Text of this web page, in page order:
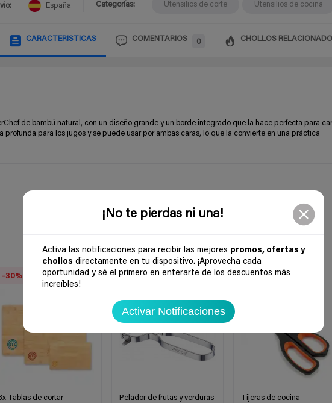
¡No te pierdas ni una!
Activa las notificaciones para recibir las mejores promos, ofertas y
chollos directamente en tu dispositivo. ¡Aprovecha cada
oportunidad y sé el primero en enterarte de los descuentos más
increíbles!
Activar Notificaciones
España Categorías: Utensilios de corte Utensilios de cocina
CARACTERISTICAS COMENTARIOS 0 CHOLLOS
de bambú natural, con un diseño grande y un borde integrado que la hace perfecta para
profunda para los jugos y se puede usar por ambas caras, lo que la convierte en una práctica
-30%
Tablas de cortar
-23%
Pelador de frutas y verduras
-37%
Tijeras de cocina